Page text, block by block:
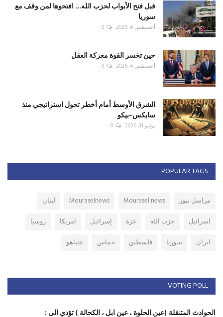
قبل فتح الأبواب لحزب الله... افتحوها لمن وقف مع
سوريا
أغسطس 6, 2026 0
حين تخسر القوة معركة العقل
أغسطس 4, 2026 0
الشرق الأوسط أمام أخطر تحول استراتيجي منذ
سايكس–بيكو
يوليو 31, 2026 0
POPULAR TAGS
مراسل نيوز Mourasel news
Mouraselnews
لبنان
اسرائيل
حزب الله غزة إسرائيل امريكا
روسيا
ايران
سوريا فلسطين حماس نتنياهو
VOTING POLL
الحوادث المتنقلة (عين الحلوة ، عين ابل ، الكحالة ) تؤدي الى :